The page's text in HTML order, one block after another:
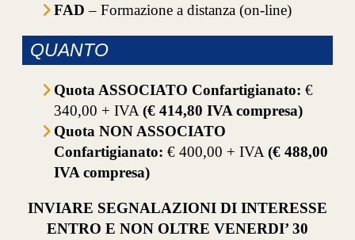
FAD – Formazione a distanza (on-line)
QUANTO
Quota ASSOCIATO Confartigianato: €
340,00 + IVA(€ 414,80 IVA compresa)
Quota NON ASSOCIATO
Confartigianato: € 400,00 + IVA(€ 488,00
IVA compresa)
INVIARE SEGNALAZIONI DI INTERESSE
ENTRO E NON OLTRE VENERDI’ 30